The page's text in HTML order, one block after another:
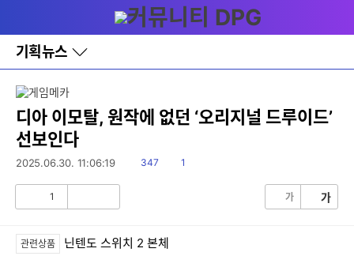
와
홈
기획뉴스
바
로
레
이
어
토
디아 이모탈, 원작에 없던 ‘오리지널 드루이드’
선보인다
2025.06.30. 11:06:19
읽
347
댓1
1 가 가
관련상품 닌텐도 스위치 2 본체